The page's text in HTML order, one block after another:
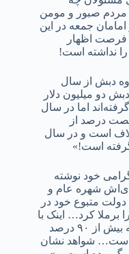
مردم صبور و مومن
جمعه در این
فرصت اظهار
نداشته است!
دبش از سال
دو میلیون دلار
گرفته‌اند اما در سال
درصد از
خلاف است و در سال
خود نوشته
شهره عام و
متبوع خود در
برملا کرد… اینک با
اظهارات رئیس قوه قضائیه معلوم شد که بیش از ۹۰ درصد
است… شواهد نشان